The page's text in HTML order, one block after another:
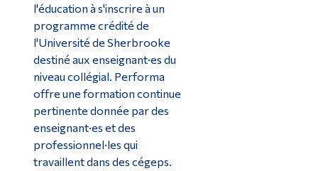
l'éducation à s'inscrire à un
programme crédité de
l'Université de Sherbrooke
destiné aux enseignant·es du
niveau collégial. Performa
offre une formation continue
pertinente donnée par des
enseignant·es et des
professionnel·les qui
travaillent dans des cégeps.